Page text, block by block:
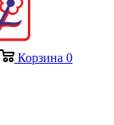
Корзина 0